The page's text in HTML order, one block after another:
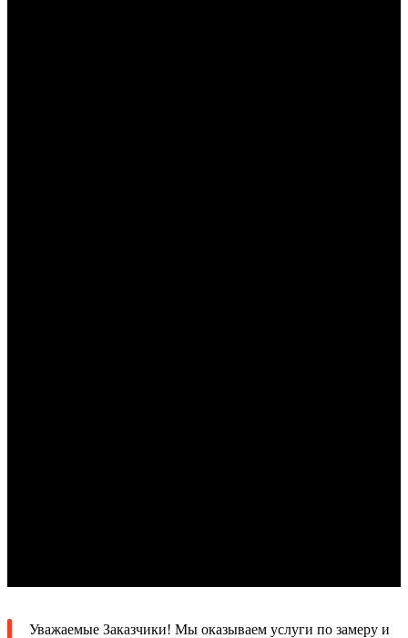
Уважаемые Заказчики! Мы оказываем услуги по замеру и